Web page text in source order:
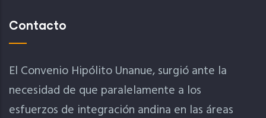
Contacto
El Convenio Hipólito Unanue, surgió ante la
necesidad de que paralelamente a los
esfuerzos de integración andina en las áreas